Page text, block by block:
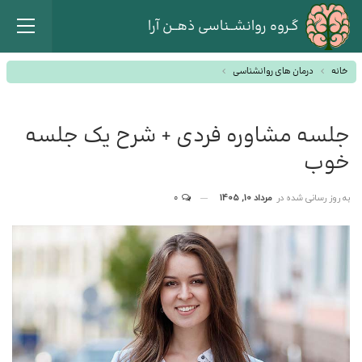
گـروه روانشــناسی ذهــن آرا
خانه درمان های روانشناسی
جلسه مشاوره فردی + شرح یک جلسه
خوب
به روز رسانی شده در مرداد 10, 1405